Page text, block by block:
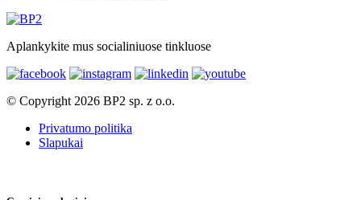
Aplankykite mus socialiniuose tinkluose
© Copyright 2026 BP2 sp. z o.o.
Privatumo politika
Slapukai